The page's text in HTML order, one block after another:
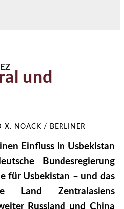
und
X. NOACK / BERLINER
Einfluss in Usbekistan
Bundesregierung
für Usbekistan – und das
Land Zentralasiens
Russland und China